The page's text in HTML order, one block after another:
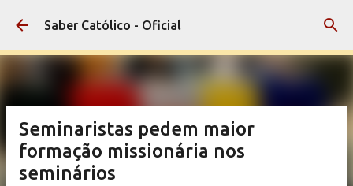
Pular para o conteúdo principal
Saber Católico - Oficial
Seminaristas pedem maior
formação missionária nos
seminários